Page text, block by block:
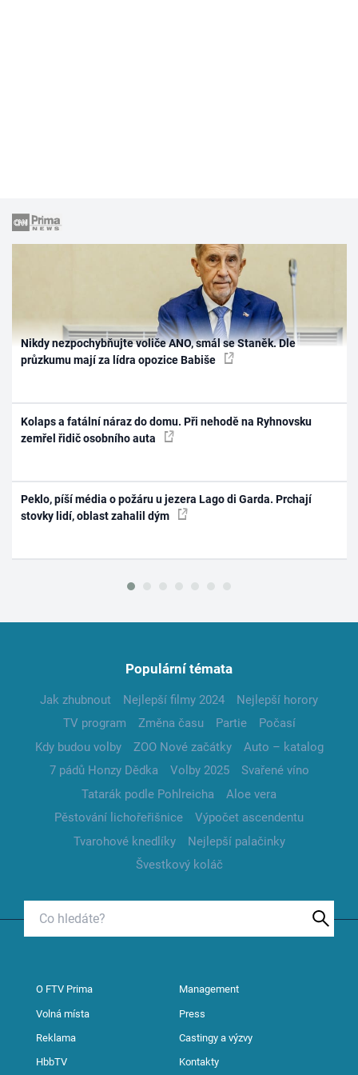
Nikdy nezpochybňujte voliče ANO, smál se Staněk. Dle
průzkumu mají za lídra opozice Babiše
Kolaps a fatální náraz do domu. Při nehodě na Ryhnovsku
zemřel řidič osobního auta
Peklo, píší média o požáru u jezera Lago di Garda. Prchají
stovky lidí, oblast zahalil dým
Populární témata
Jak zhubnout Nejlepší filmy 2024
Nejlepší horory
TV program
Změna času Partie
Počasí
Kdy budou volby
ZOO Nové začátky
Auto – katalog
7 pádů Honzy Dědka
Volby 2025
Svařené víno
Tatarák podle Pohlreicha
Aloe vera
Pěstování lichořeřišnice
Výpočet ascendentu
Tvarohové knedlíky
Nejlepší palačinky
Švestkový koláč
O FTV Prima Management
Volná místa Press
Reklama Castingy a výzvy
HbbTV Kontakty